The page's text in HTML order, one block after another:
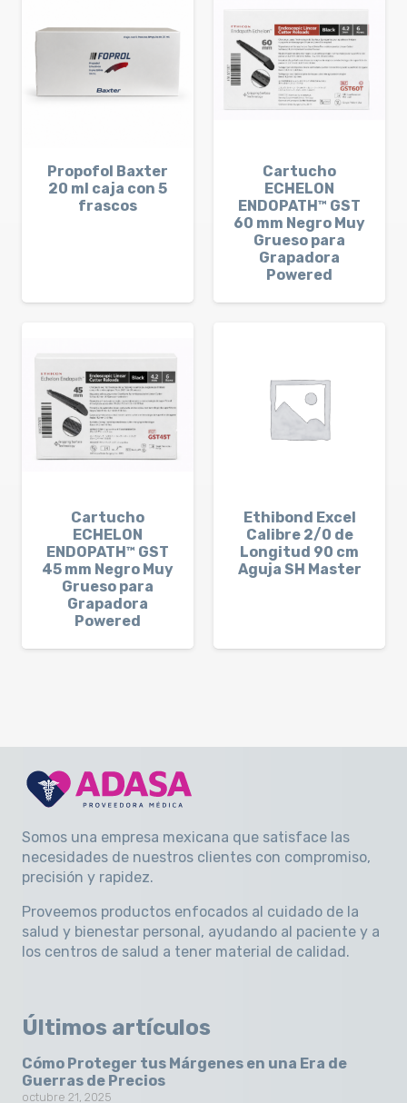
Propofol Baxter
20 ml caja con 5
frascos
Cartucho
ECHELON
ENDOPATH™ GST
60 mm Negro Muy
Grueso para
Grapadora
Powered
Cartucho
ECHELON
ENDOPATH™ GST
45 mm Negro Muy
Grueso para
Grapadora
Powered
Ethibond Excel
Calibre 2/0 de
Longitud 90 cm
Aguja SH Master
Somos una empresa mexicana que satisface las
necesidades de nuestros clientes con compromiso,
precisión y rapidez.
Proveemos productos enfocados al cuidado de la
salud y bienestar personal, ayudando al paciente y a
los centros de salud a tener material de calidad.
Últimos artículos
Cómo Proteger tus Márgenes en una Era de
Guerras de Precios
octubre 21, 2025